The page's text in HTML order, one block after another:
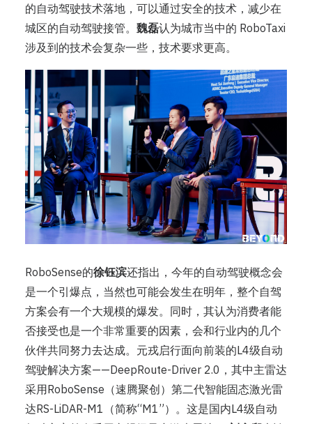
的自动驾驶技术落地，可以通过安全的技术，减少在
城区的自动驾驶接管。 魏磊认为城市当中的 RoboTaxi
涉及到的技术会复杂一些，技术要求更高。
RoboSense的徐钰滨还指出，今年的自动驾驶概念会
是一个引爆点，当然也可能会发生在明年，整个自驾
方案会有一个大规模的爆发。同时，其认为消费者能
否接受也是一个非常重要的因素，会和行业内的几个
伙伴共同努力去达成。元戎启行面向前装的L4级自动
驾驶解决方案——DeepRoute-Driver 2.0，其中主雷达
采用RoboSense（速腾聚创）第二代智能固态激光雷
达RS-LiDAR-M1（简称“M1”）。这是国内L4级自动